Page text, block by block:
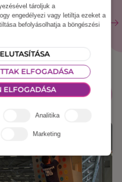
ÖSSZES
ESZKÖZ
tároljuk a
engedélyezi vagy letiltja ezeket a
befolyásolhatja a böngészési
ELFOGADÁSA
ELFOGADÁSA
Analitika
Marketing